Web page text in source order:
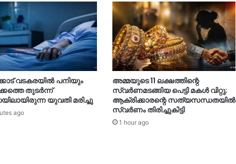
വടകരയിൽ പനിയും
തുടർന്ന്
യുവതി മരിച്ചു
ago
അമ്മയുടെ 11 ലക്ഷത്തിന്റെ
സ്വർണമടങ്ങിയ പെട്ടി മകൾ വിറ്റു;
ആക്രിക്കാരന്റെ സത്യസന്ധതയിൽ
സ്വർണം തിരിച്ചുകിട്ടി
1 hour ago